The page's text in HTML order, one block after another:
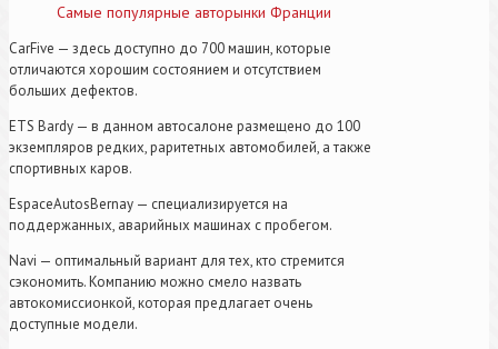
Самые популярные авторынки Франции
CarFive — здесь доступно до 700 машин, которые
отличаются хорошим состоянием и отсутствием
больших дефектов.
ETS Bardy — в данном автосалоне размещено до 100
экземпляров редких, раритетных автомобилей, а также
спортивных каров.
EspaceAutosBernay — специализируется на
поддержанных, аварийных машинах с пробегом.
Navi — оптимальный вариант для тех, кто стремится
сэкономить. Компанию можно смело назвать
автокомиссионкой, которая предлагает очень
доступные модели.